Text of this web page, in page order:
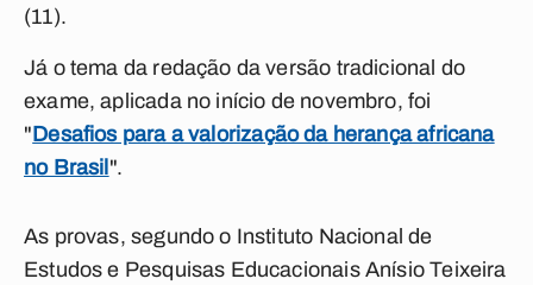
(11).
Já o tema da redação da versão tradicional do
exame, aplicada no início de novembro, foi
" Desafios para a valorização da herança africana
no Brasil ".
As provas, segundo o Instituto Nacional de
Estudos e Pesquisas Educacionais Anísio Teixeira